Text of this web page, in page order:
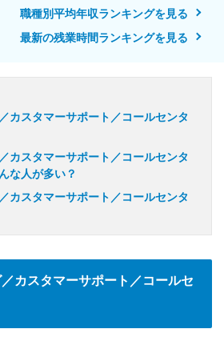
職種別平均年収ランキングを見る
最新の残業時間ランキングを見る
カスタマーサポート／コールセンタ
カスタマーサポート／コールセンタ
な人が多い？
カスタマーサポート／コールセンタ
カスタマーサポート／コールセ